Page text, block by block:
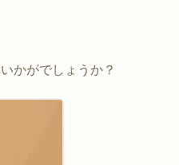
かがでしょうか？